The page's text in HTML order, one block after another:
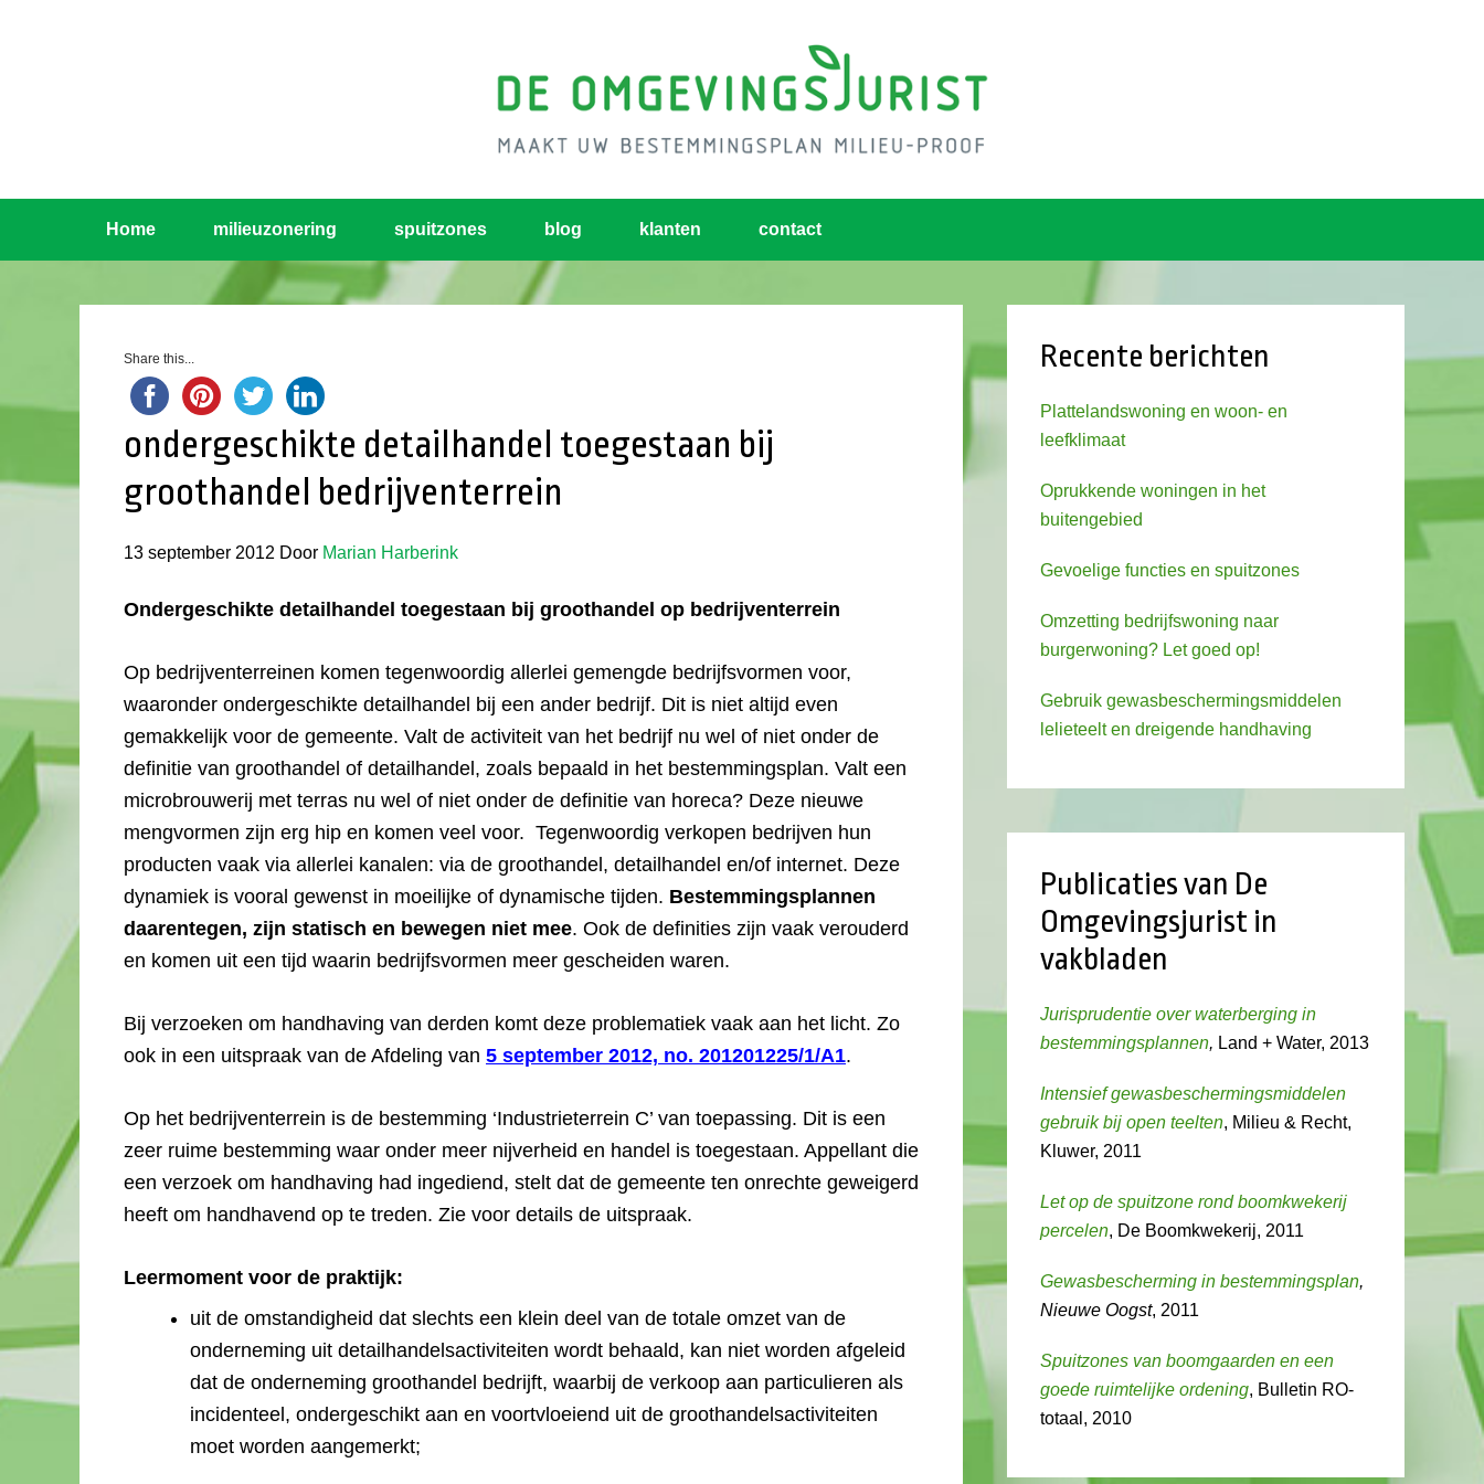
Home milieuzonering spuitzones blog klanten contact
Share this...
ondergeschikte detailhandel toegestaan bij
groothandel bedrijventerrein
13 september 2012 Door Marian Harberink
Ondergeschikte detailhandel toegestaan bij groothandel op bedrijventerrein
Op bedrijventerreinen komen tegenwoordig allerlei gemengde bedrijfsvormen voor,
waaronder ondergeschikte detailhandel bij een ander bedrijf. Dit is niet altijd even
gemakkelijk voor de gemeente. Valt de activiteit van het bedrijf nu wel of niet onder de
definitie van groothandel of detailhandel, zoals bepaald in het bestemmingsplan. Valt een
microbrouwerij met terras nu wel of niet onder de definitie van horeca? Deze nieuwe
mengvormen zijn erg hip en komen veel voor. Tegenwoordig verkopen bedrijven hun
producten vaak via allerlei kanalen: via de groothandel, detailhandel en/of internet. Deze
dynamiek is vooral gewenst in moeilijke of dynamische tijden. Bestemmingsplannen
daarentegen, zijn statisch en bewegen niet mee. Ook de definities zijn vaak verouderd
en komen uit een tijd waarin bedrijfsvormen meer gescheiden waren.
Bij verzoeken om handhaving van derden komt deze problematiek vaak aan het licht. Zo
ook in een uitspraak van de Afdeling van 5 september 2012, no. 201201225/1/A1.
Op het bedrijventerrein is de bestemming ‘Industrieterrein C’ van toepassing. Dit is een
zeer ruime bestemming waar onder meer nijverheid en handel is toegestaan. Appellant die
een verzoek om handhaving had ingediend, stelt dat de gemeente ten onrechte geweigerd
heeft om handhavend op te treden. Zie voor details de uitspraak.
Leermoment voor de praktijk:
uit de omstandigheid dat slechts een klein deel van de totale omzet van de
onderneming uit detailhandelsactiviteiten wordt behaald, kan niet worden afgeleid
dat de onderneming groothandel bedrijft, waarbij de verkoop aan particulieren als
incidenteel, ondergeschikt aan en voortvloeiend uit de groothandelsactiviteiten
moet worden aangemerkt;
Recente berichten
Plattelandswoning en woon- en
leefklimaat
Oprukkende woningen in het
buitengebied
Gevoelige functies en spuitzones
Omzetting bedrijfswoning naar
burgerwoning? Let goed op!
Gebruik gewasbeschermingsmiddelen
lelieteelt en dreigende handhaving
Publicaties van De
Omgevingsjurist in
vakbladen
Jurisprudentie over waterberging in
bestemmingsplannen, Land + Water, 2013
Intensief gewasbeschermingsmiddelen
gebruik bij open teelten, Milieu & Recht,
Kluwer, 2011
Let op de spuitzone rond boomkwekerij
percelen, De Boomkwekerij, 2011
Gewasbescherming in bestemmingsplan,
Nieuwe Oogst, 2011
Spuitzones van boomgaarden en een
goede ruimtelijke ordening, Bulletin RO-
totaal, 2010